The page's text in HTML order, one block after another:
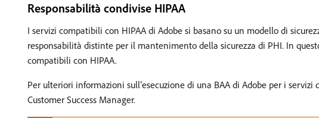
Responsabilità condivise HIPAA
I servizi compatibili con HIPAA di Adobe si basano su un modello di
responsabilità distinte per il mantenimento della sicurezza di PHI. In
compatibili con HIPAA.
Per ulteriori informazioni sull’esecuzione di una BAA di Adobe per i
Customer Success Manager.